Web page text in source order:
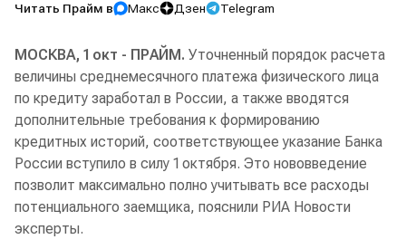
Читать Прайм в Макс Дзен Telegram
МОСКВА, 1 окт - ПРАЙМ. Уточненный порядок расчета
величины среднемесячного платежа физического лица
по кредиту заработал в России, а также вводятся
дополнительные требования к формированию
кредитных историй, соответствующее указание Банка
России вступило в силу 1 октября. Это нововведение
позволит максимально полно учитывать все расходы
потенциального заемщика, пояснили РИА Новости
эксперты.